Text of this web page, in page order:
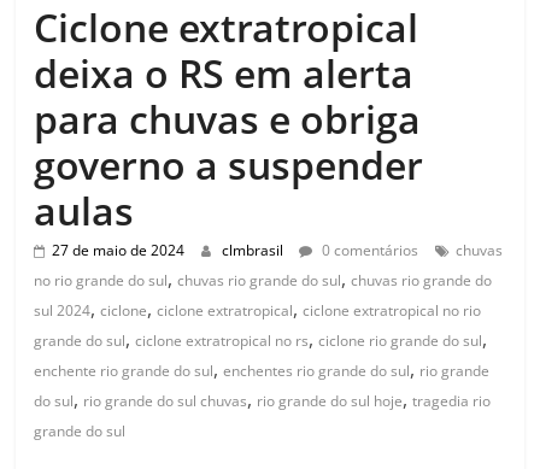
Ciclone extratropical
deixa o RS em alerta
para chuvas e obriga
governo a suspender
aulas
27 de maio de 2024 clmbrasil 0 comentários
chuvas
no rio grande do sul,chuvas rio grande do sul,chuvas rio grande do
sul 2024,ciclone,ciclone extratropical,ciclone extratropical no rio
grande do sul,ciclone extratropical no rs,ciclone rio grande do sul,
enchente rio grande do sul,enchentes rio grande do sul, rio grande
do sul, rio grande do sul chuvas, rio grande do sul hoje,tragedia rio
grande do sul